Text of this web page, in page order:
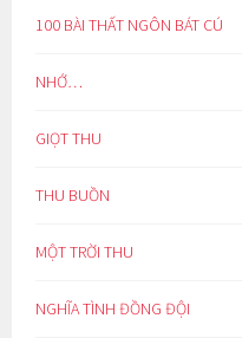
100 BÀI THẤT NGÔN BÁT CÚ
NHỚ…
GIỌT THU
THU BUỒN
MỘT TRỜI THU
NGHĨA TÌNH ĐỒNG ĐỘI